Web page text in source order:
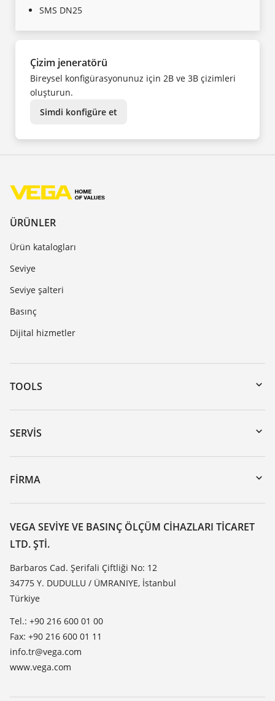
SMS DN25
Çizim jeneratörü
Bireysel konfigürasyonunuz için 2B ve 3B çizimleri
oluşturun.
Simdi konfigüre et
ÜRÜNLER
Ürün katalogları
Seviye
Seviye şalteri
Basınç
Dijital hizmetler
TOOLS
Download’lar
Seri numarası girerek cihaz arama
DTM Collection/PACTware
SERVIS
Cihazının geri gönderimi
Seminerler
Dirençlilik listesi
Dielektrisite listesi
TeamViewer
FIRMA
VEGA hakkında
Iletisim
Haber makaleleri
Basin
Blog
VEGA SEVIYE VE BASINÇ ÖLÇÜM CIHAZLARI TICARET
LTD. ŞTI.
Barbaros Cad. Şerifali Çiftliği No: 12
34775 Y. DUDULLU / ÜMRANIYE, İstanbul
Türkiye
Tel.: +90 216 600 01 00
Fax: +90 216 600 01 11
info.tr@vega.com
www.vega.com